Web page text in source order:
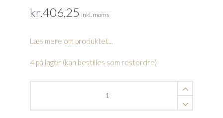
kr.406,25 inkl. moms
Læs mere om produktet...
4 på lager (kan bestilles som restordre)